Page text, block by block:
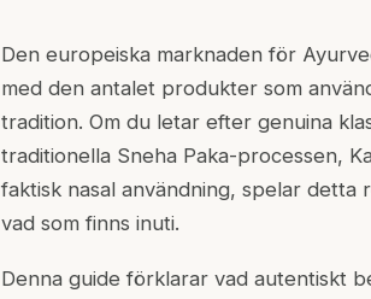
Den europeiska marknaden för
med den antalet produkter som
tradition. Om du letar efter genuina
traditionella Sneha Paka-processen,
faktisk nasal användning, spelar
vad som finns inuti.
Denna guide förklarar vad autentiskt